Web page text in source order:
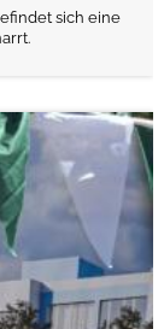
sich eine